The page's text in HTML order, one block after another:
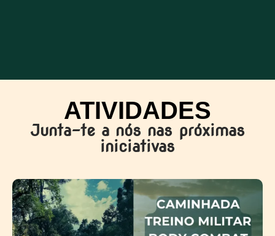
ATIVIDADES
Junta-te a nós nas próximas
iniciativas